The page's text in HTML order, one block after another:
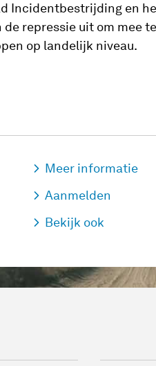
Incidentbestrijding en
repressie uit om mee te
op landelijk niveau.
Meer informatie
Aanmelden
Bekijk ook